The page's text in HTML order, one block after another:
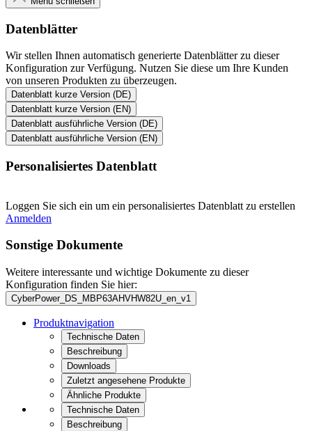
Datenblätter
Wir stellen Ihnen automatisch generierte Datenblätter zu dieser
Konfiguration zur Verfügung. Nutzen Sie diese um Ihre Kunden
von unseren Produkten zu überzeugen.
Datenblatt kurze Version (DE)
Datenblatt kurze Version (EN)
Datenblatt ausführliche Version (DE)
Datenblatt ausführliche Version (EN)
Personalisiertes Datenblatt
Loggen Sie sich ein um ein personalisiertes Datenblatt zu erstellen
Anmelden
Sonstige Dokumente
Weitere interessante und wichtige Dokumente zu dieser
Konfiguration finden Sie hier:
CyberPower_DS_MBP63AHVHW82U_en_v1
Produktnavigation
Technische Daten
Beschreibung
Downloads
Zuletzt angesehene Produkte
Ähnliche Produkte
Technische Daten
Beschreibung